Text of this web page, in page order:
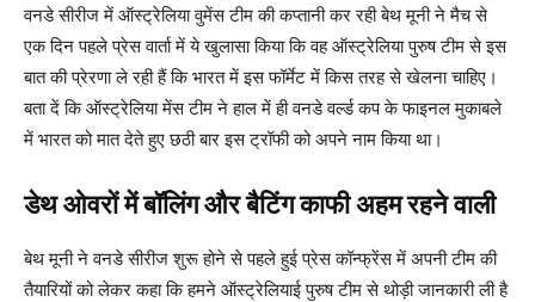
वनडे सीरीज में ऑस्ट्रेलिया वुमेंस टीम की कप्तानी कर रही बेथ मूनी ने मैच से
एक दिन पहले प्रेस वार्ता में ये खुलासा किया कि वह ऑस्ट्रेलिया पुरुष टीम से इस
बात की प्रेरणा ले रही हैं कि भारत में इस फॉर्मेट में किस तरह से खेलना चाहिए।
बता दें कि ऑस्ट्रेलिया मेंस टीम ने हाल में ही वनडे वर्ल्ड कप के फाइनल मुकाबले
में भारत को मात देते हुए छठी बार इस ट्रॉफी को अपने नाम किया था।
डेथ ओवरों में बॉलिंग और बैटिंग काफी अहम रहने वाली
बेथ मूनी ने वनडे सीरीज शुरू होने से पहले हुई प्रेस कॉन्फ्रेंस में अपनी टीम की
तैयारियों को लेकर कहा कि हमने ऑस्ट्रेलियाई पुरुष टीम से थोड़ी जानकारी ली है